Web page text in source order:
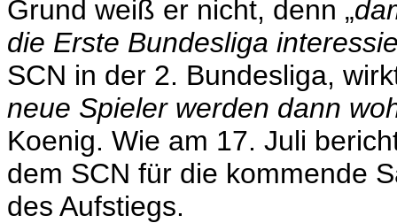
Grund weiß er nicht, denn „
die Erste Bundesliga
SCN in der 2. Bundesliga,
neue Spieler werden dann
Koenig. Wie am 17. Juli
dem SCN für die kommende
des Aufstiegs.